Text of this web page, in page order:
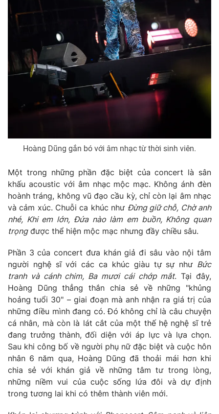
Hoàng Dũng gắn bó với âm nhạc từ thời sinh viên.
Một trong những phần đặc biệt của concert là sân
khấu acoustic với âm nhạc mộc mạc. Không ánh đèn
hoành tráng, không vũ đạo cầu kỳ, chỉ còn lại âm nhạc
và cảm xúc. Chuỗi ca khúc như Đừng giữ chỗ, Chờ anh
nhé, Khi em lớn, Đứa nào làm em buồn, Không quan
trọngđược thể hiện mộc mạc nhưng đầy chiều sâu.
Phần 3 của concert đưa khán giả đi sâu vào nội tâm
người nghệ sĩ với các ca khúc giàu tự sự như Bức
tranh và cánh chim, Ba mươi cái chớp mắt. Tại đây,
Hoàng Dũng thẳng thắn chia sẻ về những "khủng
hoảng tuổi 30" – giai đoạn mà anh nhận ra giá trị của
những điều mình đang có. Đó không chỉ là câu chuyện
cá nhân, mà còn là lát cắt của một thế hệ nghệ sĩ trẻ
đang trưởng thành, đối diện với áp lực và lựa chọn.
Sau khi công bố về người phụ nữ đặc biệt và cuộc hôn
nhân 6 năm qua, Hoàng Dũng đã thoải mái hơn khi
chia sẻ với khán giả về những tâm tư trong lòng,
những niềm vui của cuộc sống lứa đôi và dự định
trong tương lai khi có thêm thành viên mới.